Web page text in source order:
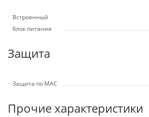
Встроенный
блок питания
Защита
Защита по MAC
Прочие характеристики